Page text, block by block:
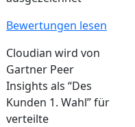
Bewertungen lesen
Cloudian wird von
Gartner Peer
Insights als “Des
Kunden 1. Wahl” für
verteilte